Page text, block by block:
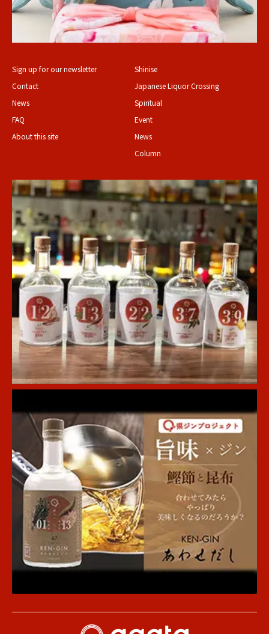
Sign up for our newsletter
Contact
News
FAQ
About this site
Shinise
Japanese Liquor Crossing
Spiritual
Event
News
Column